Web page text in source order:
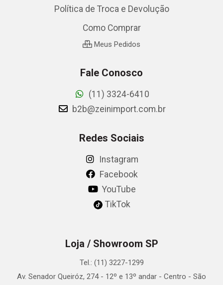
Política de Troca e Devolução
Como Comprar
Meus Pedidos
Fale Conosco
(11) 3324-6410
b2b@zeinimport.com.br
Redes Sociais
Instagram
Facebook
YouTube
TikTok
Loja / Showroom SP
Tel.: (11) 3227-1299
Av. Senador Queiróz, 274 - 12º e 13º andar - Centro - São